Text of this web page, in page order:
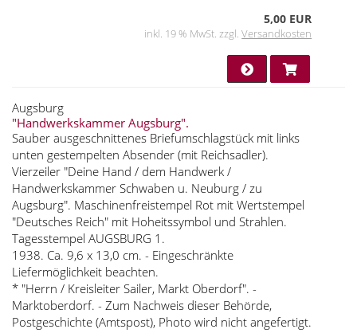
5,00 EUR
inkl. 19 % MwSt. zzgl.Versandkosten
Augsburg
"Handwerkskammer Augsburg".
Sauber ausgeschnittenes Briefumschlagstück mit links
unten gestempelten Absender (mit Reichsadler).
Vierzeiler "Deine Hand / dem Handwerk /
Handwerkskammer Schwaben u. Neuburg / zu
Augsburg". Maschinenfreistempel Rot mit Wertstempel
"Deutsches Reich" mit Hoheitssymbol und Strahlen.
Tagesstempel AUGSBURG 1.
1938. Ca. 9,6 x 13,0 cm. - Eingeschränkte
Liefermöglichkeit beachten.
* "Herrn / Kreisleiter Sailer, Markt Oberdorf". -
Marktoberdorf. - Zum Nachweis dieser Behörde,
Postgeschichte (Amtspost), Photo wird nicht angefertigt.